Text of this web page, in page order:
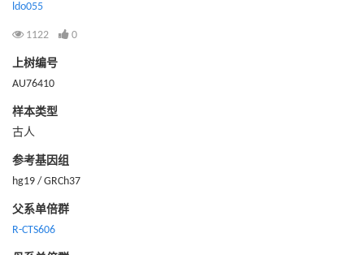
ldo055
1122 0
上树编号
AU76410
样本类型
古人
参考基因组
hg19 / GRCh37
父系单倍群
R-CTS606